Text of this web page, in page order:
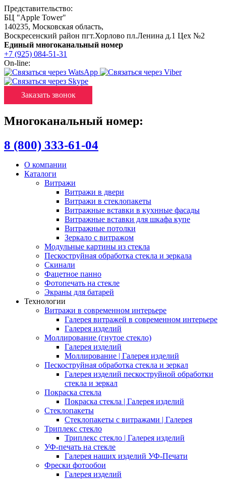
Представительство:
БЦ "Apple Tower"
140235, Московская область,
Воскресенский район пгт.Хорлово пл.Ленина д.1 Цех №2
Единый многоканальный номер
+7 (925) 084-51-31
On-line:
Заказать звонок
Многоканальный номер:
8 (800) 333-61-04
О компании
Каталоги
Витражи
Витражи в двери
Витражи в стеклопакеты
Витражные вставки в кухнные фасады
Витражные вставки для шкафа купе
Витражные потолки
Зеркало с витражом
Модульные картины из стекла
Пескоструйная обработка стекла и зеркала
Скинали
Фацетное панно
Фотопечать на стекле
Экраны для батарей
Технологии
Витражи в современном интерьере
Галерея витражей в современном интерьере
Галерея изделий
Моллирование (гнутое стекло)
Галерея изделий
Моллирование | Галерея изделий
Пескоструйная обработка стекла и зеркал
Галерея изделий пескоструйной обработки
стекла и зеркал
Покраска стекла
Покраска стекла | Галерея изделий
Стеклопакеты
Стеклопакеты с витражами | Галерея
Триплекс стекло
Триплекс стекло | Галерея изделий
УФ-печать на стекле
Галерея наших изделий УФ-Печати
Фрески фотообои
Галерея изделий